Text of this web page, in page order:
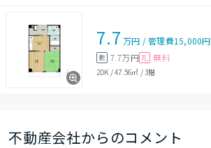
7.7 万円 /管理費15,000円
敷 7.7万円 礼 無料
2DK /47.56㎡ /3階
不動産会社からのコメント